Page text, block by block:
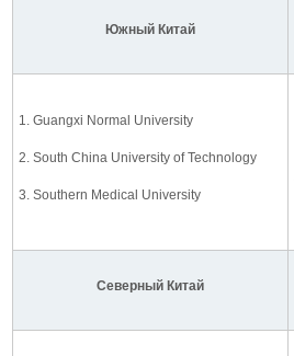
Южный Китай
1. Guangxi Normal University
2. South China University of Technology
3. Southern Medical University
Северный Китай